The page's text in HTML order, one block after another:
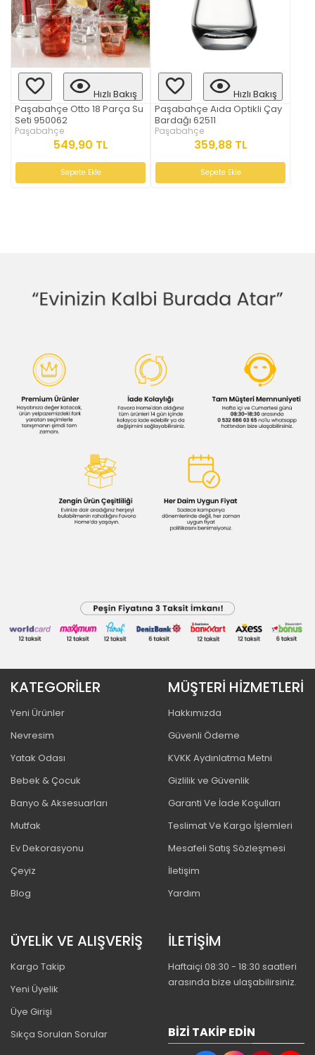
Hızlı Bakış
Paşabahçe Otto 18 Parça Su
Seti 950062
Paşabahçe
549,90 TL
Sepete Ekle
Hızlı Bakış
Paşabahçe Aıda Optikli Çay
Bardağı 62511
Paşabahçe
359,88 TL
Sepete Ekle
KATEGORİLER
Yeni Ürünler
Nevresim
Yatak Odası
Bebek & Çocuk
Banyo & Aksesuarları
Mutfak
Ev Dekorasyonu
Çeyiz
Blog
MÜŞTERİ HİZMETLERİ
Hakkımızda
Güvenli Ödeme
KVKK Aydınlatma Metni
Gizlilik ve Güvenlik
Garanti Ve İade Koşulları
Teslimat Ve Kargo İşlemleri
Mesafeli Satış Sözleşmesi
İletişim
Yardım
ÜYELİK VE ALIŞVERİŞ
Kargo Takip
Yeni Üyelik
Üye Girişi
Sıkça Sorulan Sorular
İLETİŞİM
Haftaiçi 08:30 - 18:30 saatleri
arasında bize ulaşabilirsiniz.
BIZI TAKIP EDIN